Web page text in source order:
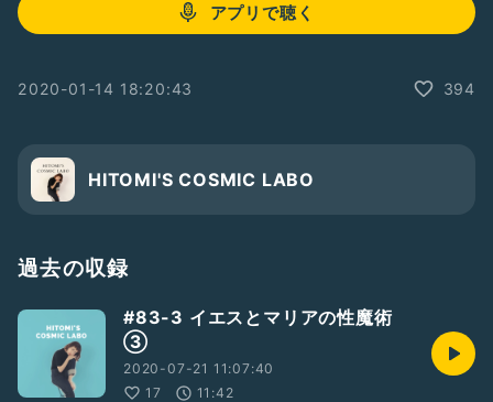
アプリで聴く
2020-01-14 18:20:43 394
HITOMI'S COSMIC LABO
過去の収録
#83-3 イエスとマリアの性魔術
③
2020-07-21 11:07:40
17
11:42